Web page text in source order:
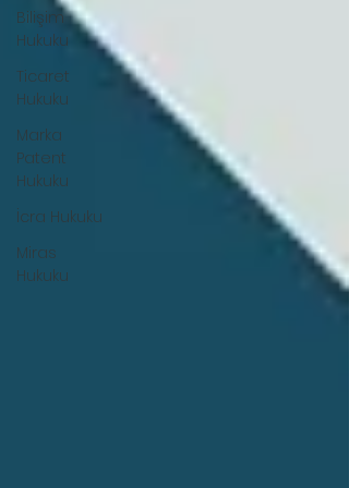
Bilişim
Hukuku
Ticaret
Hukuku
Marka
Patent
Hukuku
İcra Hukuku
Miras
Hukuku